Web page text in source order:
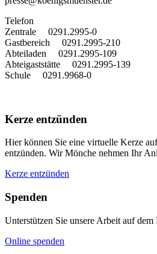
Telefon
Zentrale 0291.2995-0
Gastbereich 0291.2995-210
Abteiladen 0291.2995-109
Abteigaststätte 0291.2995-139
Schule 0291.9968-0
Kerze entzünden
Hier können Sie eine virtuelle Kerze
entzünden. Wir Mönche nehmen Ihr
Kerze entzünden
Spenden
Unterstützen Sie unsere Arbeit auf
Online spenden